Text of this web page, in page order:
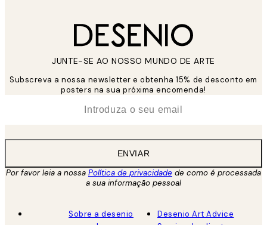
JUNTE-SE AO NOSSO MUNDO DE ARTE
Subscreva a nossa newsletter e obtenha 15% de desconto em
posters na sua próxima encomenda!
ENVIAR
Por favor leia a nossa Política de privacidade de como é processada
a sua informação pessoal
Sobre a desenio
Desenio Art Advice